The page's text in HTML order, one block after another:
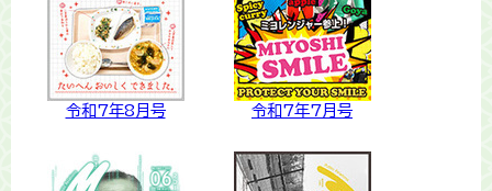
令和7年8月号 令和7年7月号